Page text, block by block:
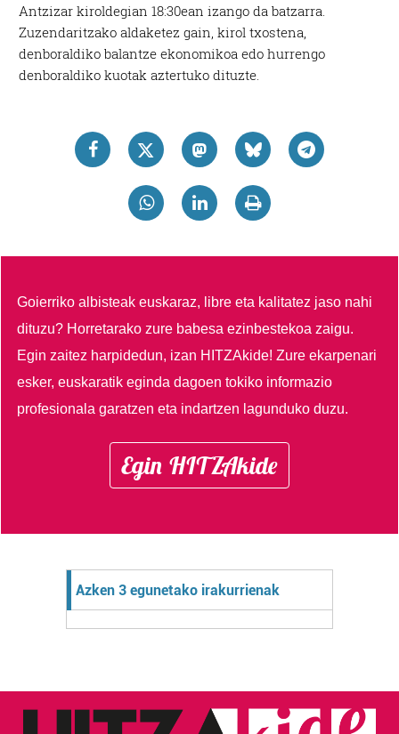
Antzizar kiroldegian 18:30ean izango da batzarra.
Zuzendaritzako aldaketez gain, kirol txostena,
denboraldiko balantze ekonomikoa edo hurrengo
denboraldiko kuotak aztertuko dituzte.
Goierriko albisteak euskaraz, libre eta kalitatez jaso nahi
dituzu? Horretarako zure babesa ezinbestekoa zaigu.
Egin zaitez harpidedun, izan HITZAkide!Zure ekarpenari
esker, euskaratik eginda dagoen tokiko informazio
profesionala garatzen eta indartzen lagunduko duzu.
Egin HITZAkide
Azken 3 egunetako irakurrienak